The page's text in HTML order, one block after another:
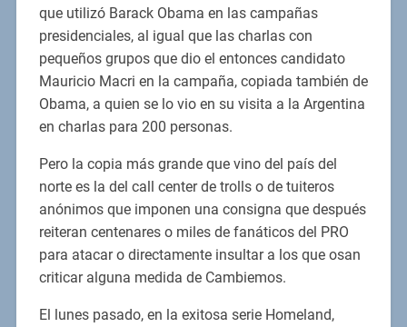
que utilizó Barack Obama en las campañas
presidenciales, al igual que las charlas con
pequeños grupos que dio el entonces candidato
Mauricio Macri en la campaña, copiada también de
Obama, a quien se lo vio en su visita a la Argentina
en charlas para 200 personas.
Pero la copia más grande que vino del país del
norte es la del call center de trolls o de tuiteros
anónimos que imponen una consigna que después
reiteran centenares o miles de fanáticos del PRO
para atacar o directamente insultar a los que osan
criticar alguna medida de Cambiemos.
El lunes pasado, en la exitosa serie Homeland,